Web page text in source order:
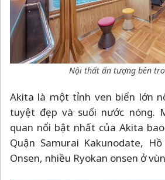
Nội thất ấn tượng bên
Akita là một tỉnh ven biển lớn
tuyệt đẹp và suối nước nóng.
quan nổi bật nhất của Akita
Quận Samurai Kakunodate,
Onsen, nhiều Ryokan onsen ở